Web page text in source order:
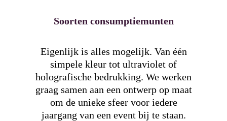
Soorten consumptiemunten
Eigenlijk is alles mogelijk. Van één
simpele kleur tot ultraviolet of
holografische bedrukking. We werken
graag samen aan een ontwerp op maat
om de unieke sfeer voor iedere
jaargang van een event bij te staan.